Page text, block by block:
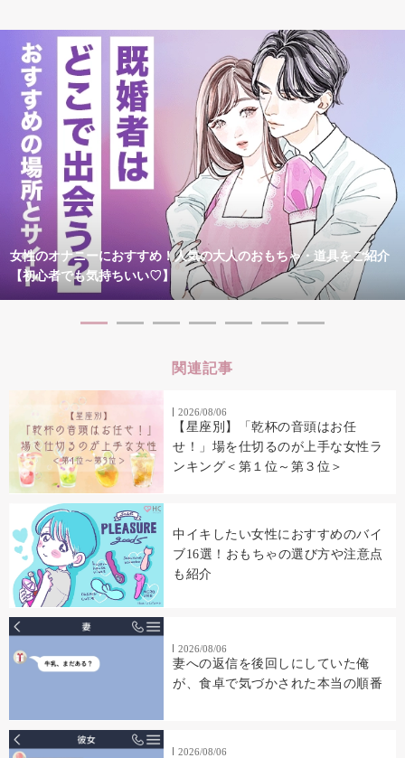
女性のオナニーにおすすめ！人気の大人のおもちゃ・道具をご紹介
【初心者でも気持ちいい♡】
関連記事
2026/08/06
【星座別】「乾杯の音頭はお任
せ！」場を仕切るのが上手な女性ラ
ンキング＜第１位～第３位＞
中イキしたい女性におすすめのバイ
ブ16選！おもちゃの選び方や注意点
も紹介
2026/08/06
妻への返信を後回しにしていた俺
が、食卓で気づかされた本当の順番
2026/08/06